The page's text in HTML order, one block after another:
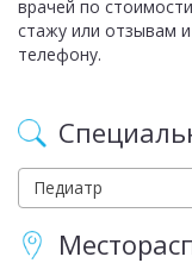
врачей по
стажу или отзывам
телефону.
Педиатр